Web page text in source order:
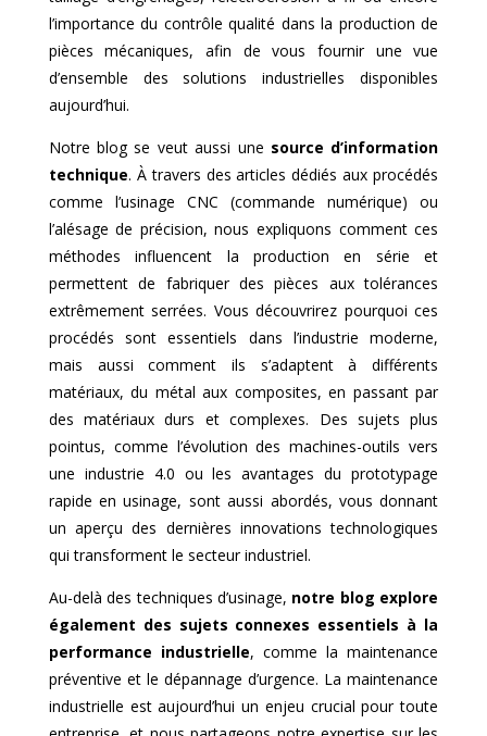
l’importance du contrôle qualité dans la production de
pièces mécaniques, afin de vous fournir une vue
d’ensemble des solutions industrielles disponibles
aujourd’hui.
Notre blog se veut aussi une source d’information
technique. À travers des articles dédiés aux procédés
comme l’usinage CNC (commande numérique) ou
l’alésage de précision, nous expliquons comment ces
méthodes influencent la production en série et
permettent de fabriquer des pièces aux tolérances
extrêmement serrées. Vous découvrirez pourquoi ces
procédés sont essentiels dans l’industrie moderne,
mais aussi comment ils s’adaptent à différents
matériaux, du métal aux composites, en passant par
des matériaux durs et complexes. Des sujets plus
pointus, comme l’évolution des machines-outils vers
une industrie 4.0 ou les avantages du prototypage
rapide en usinage, sont aussi abordés, vous donnant
un aperçu des dernières innovations technologiques
qui transforment le secteur industriel.
Au-delà des techniques d’usinage, notre blog explore
également des sujets connexes essentiels à la
performance industrielle, comme la maintenance
préventive et le dépannage d’urgence. La maintenance
industrielle est aujourd’hui un enjeu crucial pour toute